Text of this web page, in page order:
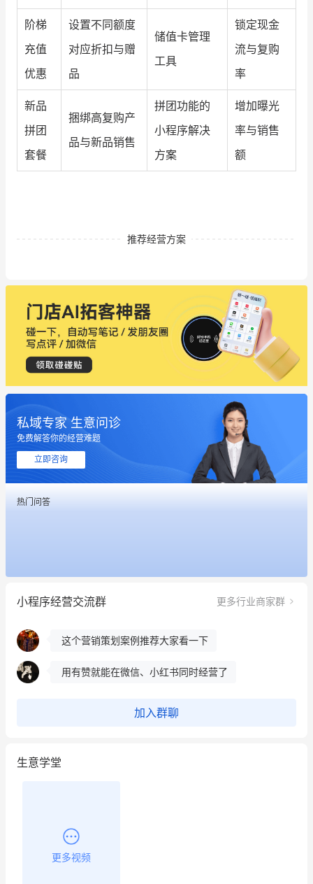
阶梯
充值
优惠
设置不同额度
对应折扣与赠
品
储值卡管理
工具
锁定现金
流与复购
率
新品
拼团
套餐
捆绑高复购产
品与新品销售
拼团功能的
小程序解决
方案
增加曝光
率与销售
额
推荐经营方案
私域专家 生意问诊
免费解答你的经营难题
立即咨询
热门问答
小程序经营交流群 更多行业商家群
这个营销策划案例推荐大家看一下
用有赞就能在微信、小红书同时经营了
餐饮也得靠私域和服务提高竞争力
昨晚的直播课程太好啦❤️
加入群聊
生意学堂
更多视频